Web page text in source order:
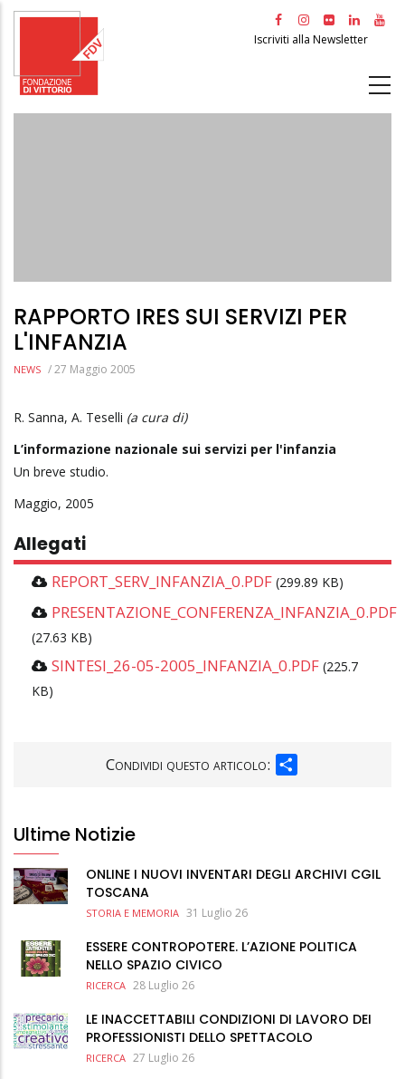
Salta
principale
Iscriviti alla Newsletter
RAPPORTO IRES SUI SERVIZI PER
L'INFANZIA
NEWS /27 Maggio 2005
R. Sanna, A. Teselli (a cura di)
L’informazione nazionale sui servizi per l'infanzia
Un breve studio.
Maggio, 2005
Allegati
REPORT_SERV_INFANZIA_0.PDF (299.89 KB)
PRESENTAZIONE_CONFERENZA_INFANZIA_0.PDF
(27.63 KB)
SINTESI_26-05-2005_INFANZIA_0.PDF (225.7
KB)
Condividi questo articolo:
Ultime Notizie
ONLINE I NUOVI INVENTARI DEGLI ARCHIVI CGIL
TOSCANA
STORIA E MEMORIA 31 Luglio 26
ESSERE CONTROPOTERE. L’AZIONE POLITICA
NELLO SPAZIO CIVICO
RICERCA 28 Luglio 26
LE INACCETTABILI CONDIZIONI DI LAVORO DEI
PROFESSIONISTI DELLO SPETTACOLO
RICERCA 27 Luglio 26